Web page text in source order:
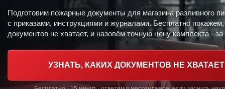
Подготовим пожарные документы для магазина разливного
с приказами, инструкциями и журналами. Бесплатно покажем,
документов не хватает, и назовём точную цену комплекта - за
УЗНАТЬ, КАКИХ ДОКУМЕНТОВ НЕ ХВАТАЕТ